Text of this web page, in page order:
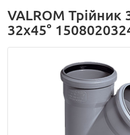
VALROM Трійник
32х45°